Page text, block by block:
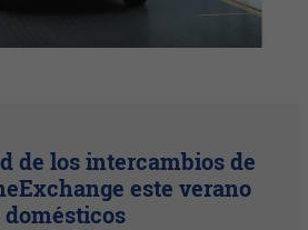
de los intercambios de
este verano
domésticos